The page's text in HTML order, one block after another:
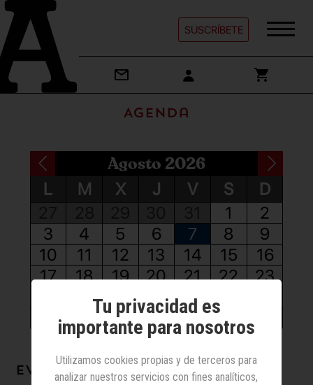
SUSCRÍBETE
Agenda
Agosto 2026
L M X J V S
D
1
2
3
4 5 6 7 8
9
10
11 12 13 14 15
16
17
18 19 20 21 22
23
25 27 28
2 3 4 5
Eventos
Tu privacidad es
importante para nosotros
Utilizamos cookies propias y de terceros para
analizar nuestros servicios con fines analíticos,